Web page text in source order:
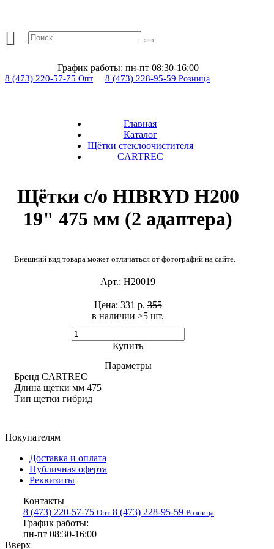
График работы: пн-пт 08:30-16:00
8 (473) 220-57-75 Опт 8 (473) 228-95-59 Розница
Главная
Каталог
Щётки стеклоочистителя
CARTREC
Щётки с/о HIBRYD H200
19" 475 мм (2 адаптера)
Внешний вид товара может отличаться от фотографий на сайте.
Арт.: H20019
в наличии >5 шт. ​
Цена: 331 р.355
Купить
Параметры
Бренд CARTREC
Длина щетки мм 475
Тип щетки гибрид
Покупателям
Доставка и оплата
Публичная оферта
Реквизиты
Контакты
8 (473) 220-57-75 Опт 8 (473) 228-95-59 Розница
График работы:
пн-пт 08:30-16:00
Вверх